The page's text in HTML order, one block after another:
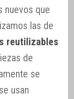
nuevos que
las de
reutilizables
de
se
usan